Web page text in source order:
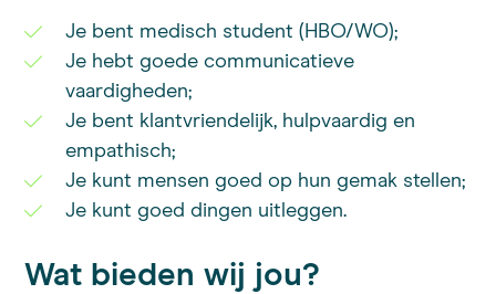
Je bent medisch student (HBO/WO);
Je hebt goede communicatieve
vaardigheden;
Je bent klantvriendelijk, hulpvaardig en
empathisch;
Je kunt mensen goed op hun gemak stellen;
Je kunt goed dingen uitleggen.
Wat bieden wij jou?